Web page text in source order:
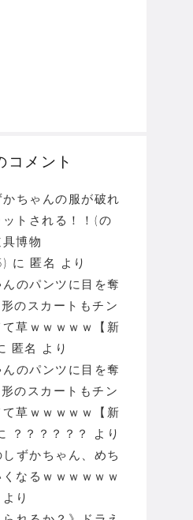
コメント
かちゃんの服が破れ
トされる！！(の
博物
に 匿名 より
んのパンツに目を奪
のスカートもチン
草ｗｗｗｗｗ【新
匿名 より
んのパンツに目を奪
のスカートもチン
草ｗｗｗｗｗ【新
？？？？？？
より
しずかちゃん、めち
なるｗｗｗｗｗｗ
より